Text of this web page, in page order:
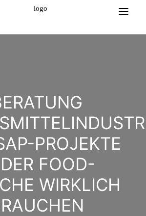
PROJEKTE
FOOD-
WIRKLICH